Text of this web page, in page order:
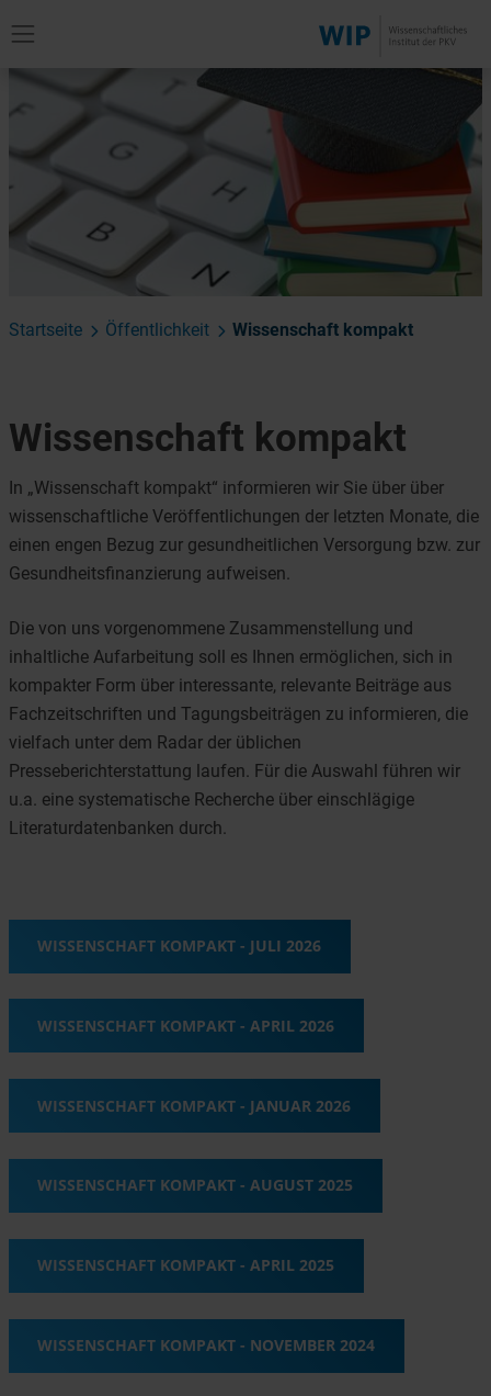
Startseite Öffentlichkeit Wissenschaft kompakt
Wissenschaft kompakt
In „Wissenschaft kompakt“ informieren wir Sie über über
wissenschaftliche Veröffentlichungen der letzten Monate, die
einen engen Bezug zur gesundheitlichen Versorgung bzw. zur
Gesundheitsfinanzierung aufweisen.
Die von uns vorgenommene Zusammenstellung und
inhaltliche Aufarbeitung soll es Ihnen ermöglichen, sich in
kompakter Form über interessante, relevante Beiträge aus
Fachzeitschriften und Tagungsbeiträgen zu informieren, die
vielfach unter dem Radar der üblichen
Presseberichterstattung laufen. Für die Auswahl führen wir
u.a. eine systematische Recherche über einschlägige
Literaturdatenbanken durch.
WISSENSCHAFT KOMPAKT - JULI 2026
WISSENSCHAFT KOMPAKT - APRIL 2026
WISSENSCHAFT KOMPAKT - JANUAR 2026
WISSENSCHAFT KOMPAKT - AUGUST 2025
WISSENSCHAFT KOMPAKT - APRIL 2025
WISSENSCHAFT KOMPAKT - NOVEMBER 2024